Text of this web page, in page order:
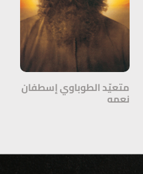
متعيّد الطوباوي إسطفان
نعمه